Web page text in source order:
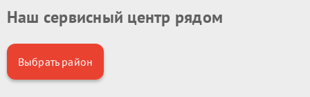
Наш сервисный центр рядом
Выбрать район